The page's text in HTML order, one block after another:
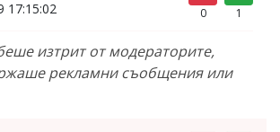
17:15:02 0 1
изтрит от модераторите,
рекламни съобщения или